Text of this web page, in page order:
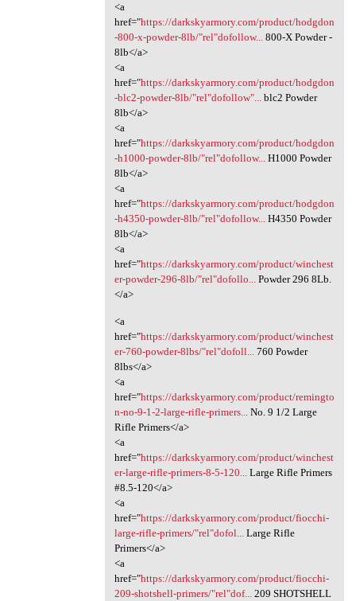
<a
href="https://darkskyarmory.com/product/hodgdon
-800-x-powder-8lb/"rel"dofollow...
800-X Powder -
8lb</a>
<a
href="https://darkskyarmory.com/product/hodgdon
-blc2-powder-8lb/"rel"dofollow"...
blc2 Powder
8lb</a>
<a
href="https://darkskyarmory.com/product/hodgdon
-h1000-powder-8lb/"rel"dofollow...
H1000 Powder
8lb</a>
<a
href="https://darkskyarmory.com/product/hodgdon
-h4350-powder-8lb/"rel"dofollow...
H4350 Powder
8lb</a>
<a
href="https://darkskyarmory.com/product/winchest
er-powder-296-8lb/"rel"dofollo...
Powder 296 8Lb.
</a>
<a
href="https://darkskyarmory.com/product/winchest
er-760-powder-8lbs/"rel"dofoll...760 Powder
8lbs</a>
<a
href="https://darkskyarmory.com/product/remingto
n-no-9-1-2-large-rifle-primers...No. 9 1/2 Large
Rifle Primers</a>
<a
href="https://darkskyarmory.com/product/winchest
er-large-rifle-primers-8-5-120...Large Rifle Primers
#8.5-120</a>
<a
href="https://darkskyarmory.com/product/fiocchi-
large-rifle-primers/"rel"dofol...Large Rifle
Primers</a>
<a
href="https://darkskyarmory.com/product/fiocchi-
209-shotshell-primers/"rel"dof...209 SHOTSHELL